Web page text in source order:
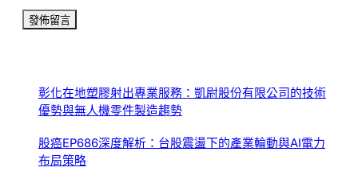
彰化在地塑膠射出專業服務：凱尉股份有限公司的技術
優勢與無人機零件製造趨勢
股癌EP686深度解析：台股震盪下的產業輪動與AI電力
布局策略